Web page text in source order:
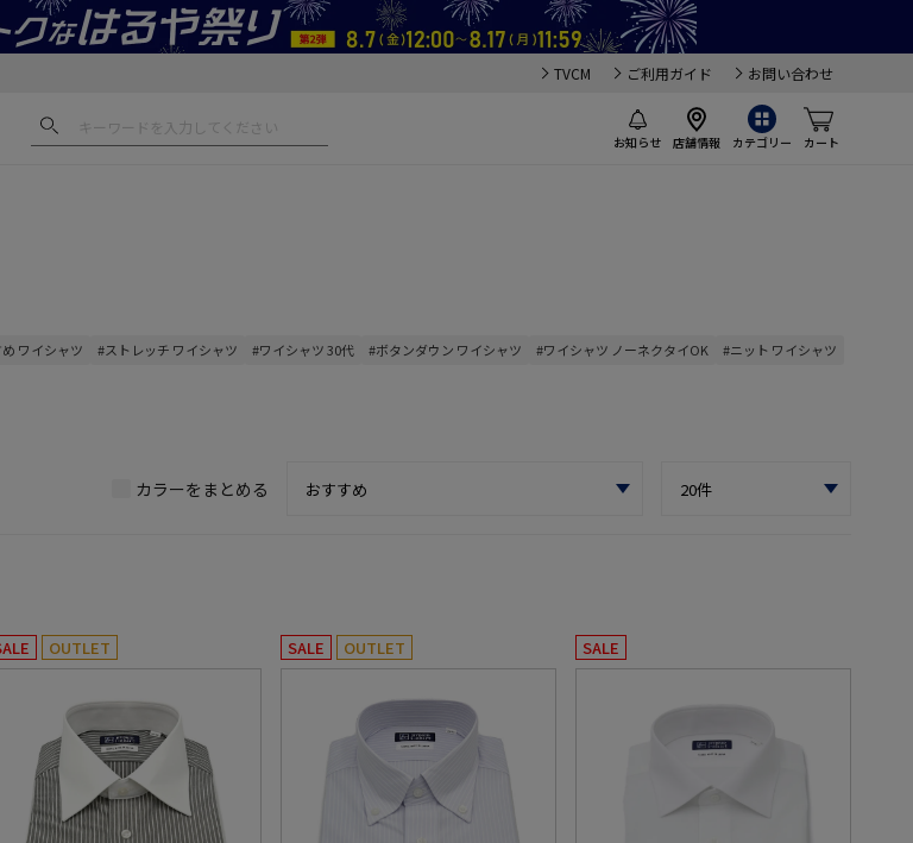
TVCM ご利用ガイド お問い合わせ
お知らせ 店舗情報 カテゴリー カート
ワイシャツ #ストレッチ ワイシャツ #ワイシャツ 30代 #ボタンダウン ワイシャツ #ワイシャツ ノーネクタイOK
#ニット ワイシャツ
カラーをまとめる
OUTLET SALE OUTLET SALE